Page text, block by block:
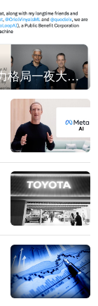
谷歌AI权力格局一夜大洗牌